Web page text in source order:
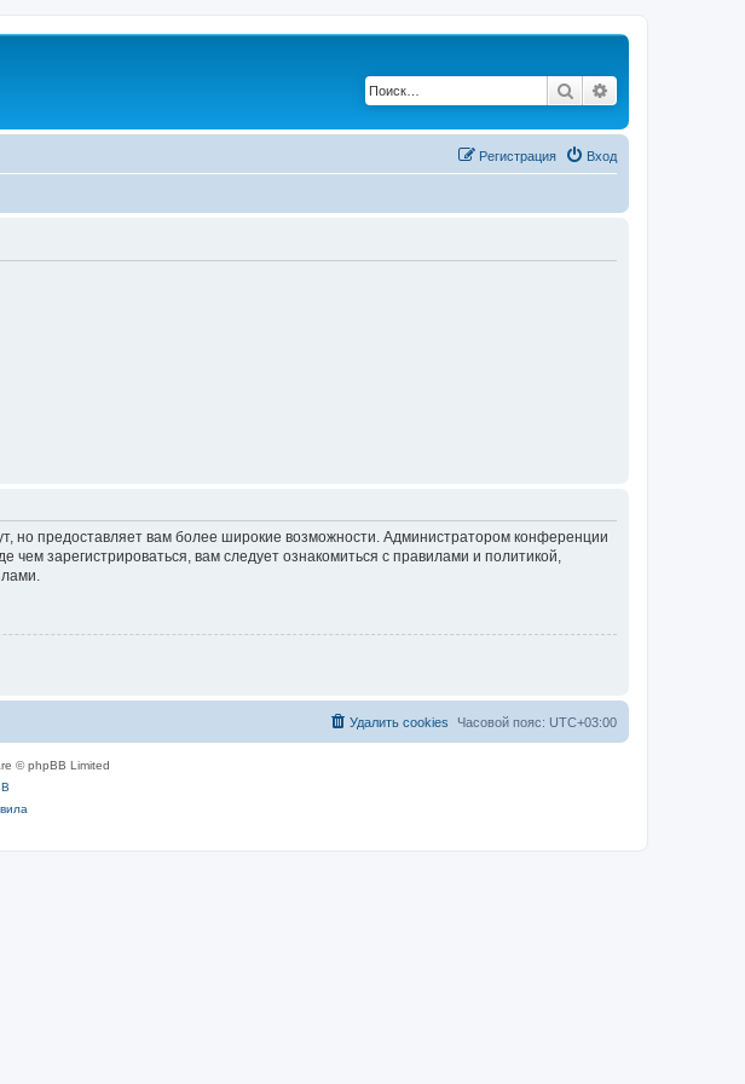
Поиск
Вход
Регистрация
но предоставляет вам более широкие возможности. Администратором конференции
зарегистрироваться, вам следует ознакомиться с правилами и политикой,
Часовой пояс: UTC+03:00
Удалить cookies
© phpBB Limited